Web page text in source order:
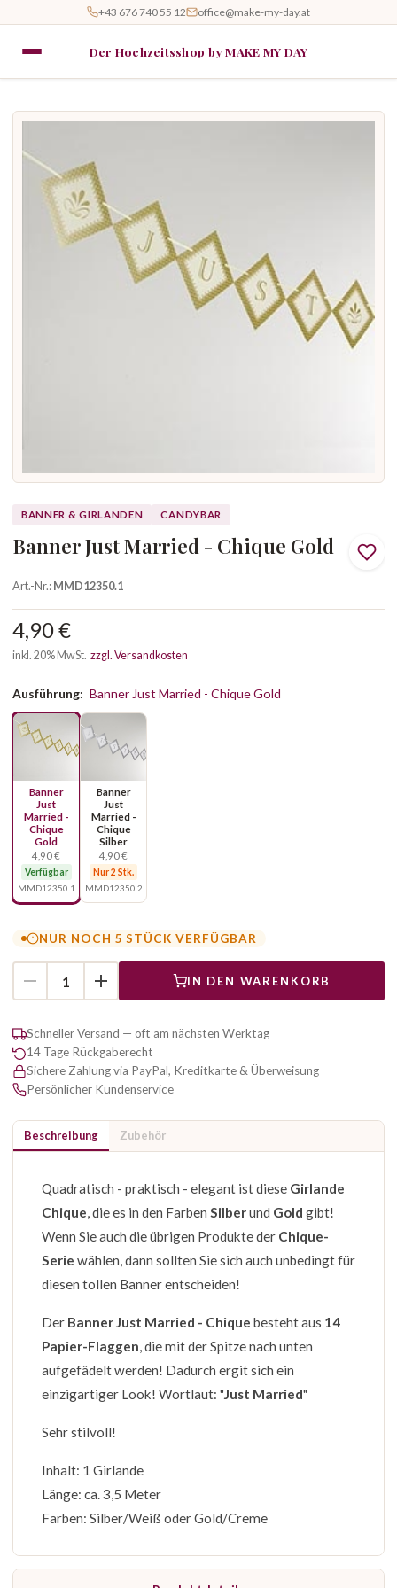
+43 676 740 55 12 office@make-my-day.at
Der Hochzeitsshop by MAKE MY DAY
BANNER & GIRLANDEN CANDYBAR
Banner Just Married - Chique Gold
Art.-Nr.:MMD12350.1
4,90 €
inkl. 20% MwSt. zzgl. Versandkosten
Ausführung: Banner Just Married - Chique Gold
Banner
Just
Married -
Chique
Gold
4,90 €
Verfügbar
MMD12350.1
Banner
Just
Married -
Chique
Silber
4,90 €
Nur 2 Stk.
MMD12350.2
NUR NOCH 5 STÜCK VERFÜGBAR
IN DEN WARENKORB
Schneller Versand — oft am nächsten Werktag
14 Tage Rückgaberecht
Sichere Zahlung via PayPal, Kreditkarte & Überweisung
Persönlicher Kundenservice
Beschreibung Zubehör
Quadratisch - praktisch - elegant ist diese Girlande
Chique, die es in den Farben Silberund Gold gibt!
Wenn Sie auch die übrigen Produkte der Chique-
Serie wählen, dann sollten Sie sich auch unbedingt für
diesen tollen Banner entscheiden!
Der Banner Just Married - Chique besteht aus 14
Papier-Flaggen, die mit der Spitze nach unten
aufgefädelt werden! Dadurch ergit sich ein
einzigartiger Look! Wortlaut: "Just Married"
Sehr stilvoll!
Inhalt: 1 Girlande
Länge: ca. 3,5 Meter
Farben: Silber/Weiß oder Gold/Creme